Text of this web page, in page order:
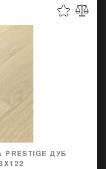
PRESTIGE ДУБ